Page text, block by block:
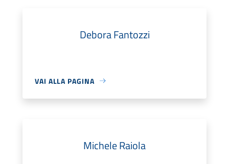
Debora Fantozzi
VAI ALLA PAGINA
Michele Raiola